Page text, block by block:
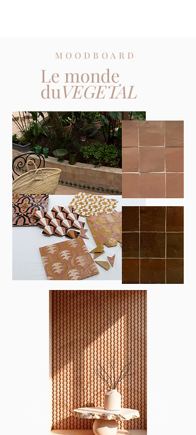
MOODBOARD
Le monde
duVEGETAL